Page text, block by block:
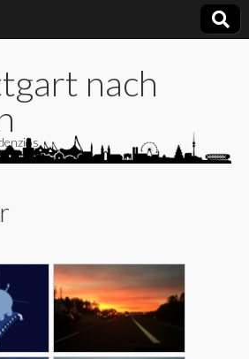
nach